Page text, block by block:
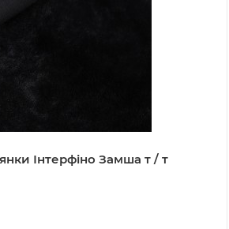
Інтерфіно Замша т / т